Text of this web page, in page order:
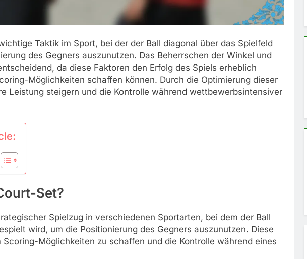
Taktik im Sport, bei der der Ball diagonal über das Spielfeld
des Gegners auszunutzen. Das Beherrschen der Winkel und
da diese Faktoren den Erfolg des Spiels erheblich
Möglichkeiten schaffen können. Durch die Optimierung dieser
Leistung steigern und die Kontrolle während wettbewerbsintensiver
Set?
Spielzug in verschiedenen Sportarten, bei dem der Ball
wird, um die Positionierung des Gegners auszunutzen. Diese
Möglichkeiten zu schaffen und die Kontrolle während eines